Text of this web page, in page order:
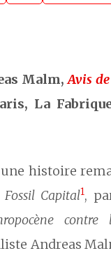
Malm, Avis
La
histoire
Fossil Capital1,
contre
Andreas